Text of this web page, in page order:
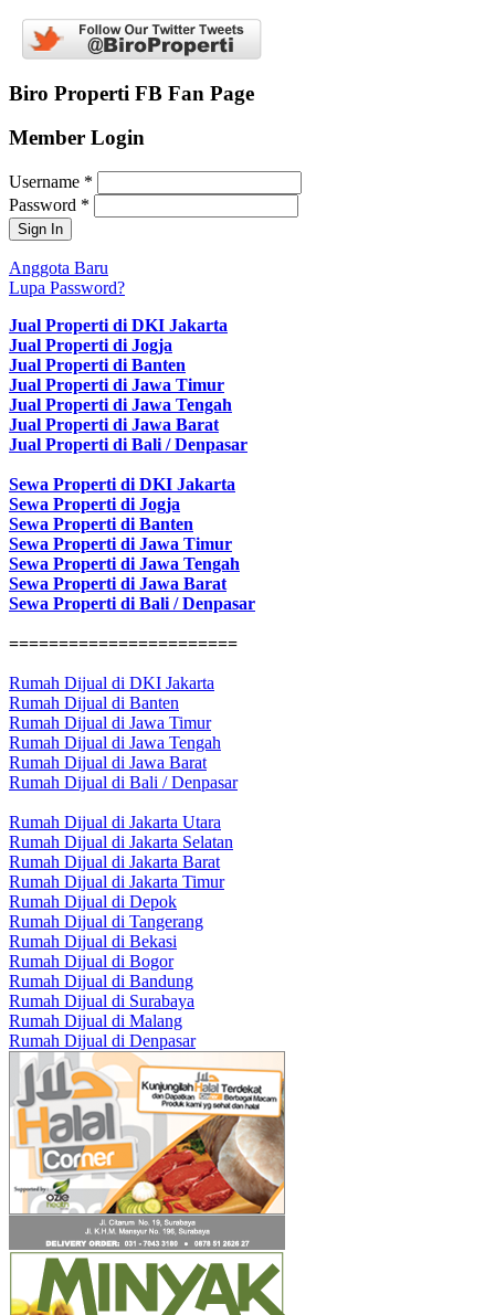
Biro Properti FB Fan Page
Member Login
Username *
Password *
Anggota Baru
Lupa Password?
Jual Properti di DKI Jakarta
Jual Properti di Jogja
Jual Properti di Banten
Jual Properti di Jawa Timur
Jual Properti di Jawa Tengah
Jual Properti di Jawa Barat
Jual Properti di Bali / Denpasar
Sewa Properti di DKI Jakarta
Sewa Properti di Jogja
Sewa Properti di Banten
Sewa Properti di Jawa Timur
Sewa Properti di Jawa Tengah
Sewa Properti di Jawa Barat
Sewa Properti di Bali / Denpasar
=======================
Rumah Dijual di DKI Jakarta
Rumah Dijual di Banten
Rumah Dijual di Jawa Timur
Rumah Dijual di Jawa Tengah
Rumah Dijual di Jawa Barat
Rumah Dijual di Bali / Denpasar
Rumah Dijual di Jakarta Utara
Rumah Dijual di Jakarta Selatan
Rumah Dijual di Jakarta Barat
Rumah Dijual di Jakarta Timur
Rumah Dijual di Depok
Rumah Dijual di Tangerang
Rumah Dijual di Bekasi
Rumah Dijual di Bogor
Rumah Dijual di Bandung
Rumah Dijual di Surabaya
Rumah Dijual di Malang
Rumah Dijual di Denpasar